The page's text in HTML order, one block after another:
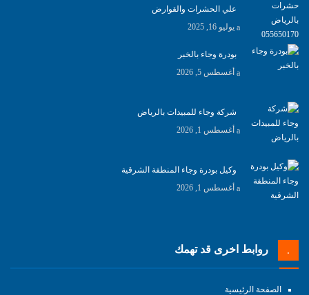
علي الحشرات والقوارض
يوليو 16, 2025
بودرة وجاء بالخبر
أغسطس 5, 2026
شركة وجاء للمبيدات بالرياض
أغسطس 1, 2026
وكيل بودرة وجاء المنطقة الشرقية
أغسطس 1, 2026
روابط اخرى قد تهمك
الصفحة الرئيسية